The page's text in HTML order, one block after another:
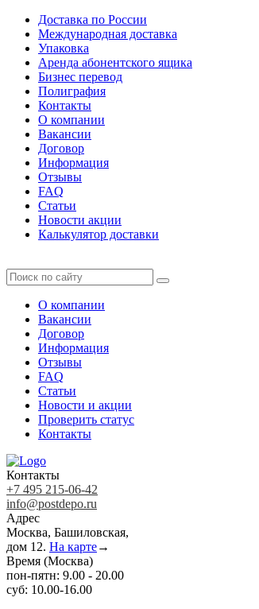
Доставка по России
Международная доставка
Упаковка
Аренда абонентского ящика
Бизнес перевод
Полиграфия
Контакты
О компании
Вакансии
Договор
Информация
Отзывы
FAQ
Статьи
Новости акции
Калькулятор доставки
О компании
Вакансии
Договор
Информация
Отзывы
FAQ
Статьи
Новости и акции
Проверить статус
Контакты
Контакты
+7 495 215-06-42
info@postdepo.ru
Адрес
Москва, Башиловская,
дом 12. На карте→
Время (Москва)
пон-пятн: 9.00 - 20.00
суб: 10.00-16.00